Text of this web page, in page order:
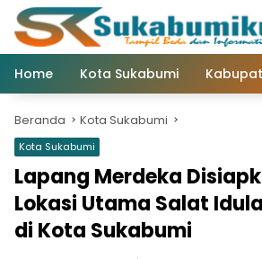
Langsung
konten
Home
Kota Sukabumi
Beranda Kota Sukabumi
Kota Sukabumi
Lapang Merdeka
Lokasi Utama Salat
di Kota Sukabumi